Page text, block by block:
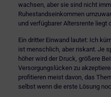
wachsen, aber sie sind nicht
Ruhestandseinkommen
und verfügbarer Altersrente liegt
Ein dritter Einwand lautet: Ich
ist menschlich, aber riskant. Je
höher wird der Druck, größere
Versorgungslücken zu
profitieren meist davon, das
selbst wenn die erste Lösung